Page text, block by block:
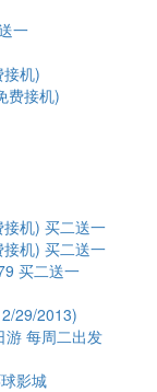
一
机)
费接机)
机) 买二送一
机) 买二送一
买二送一
29/2013)
游 每周二出发
影城